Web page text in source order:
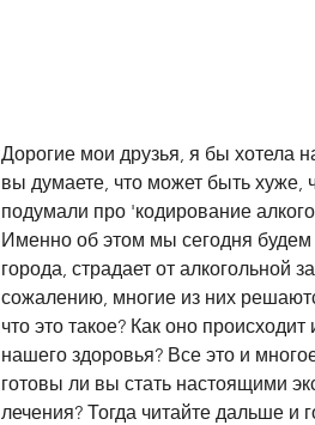
Дорогие мои друзья, я бы хотела
вы думаете, что может быть
подумали про 'кодирование
Именно об этом мы сегодня будем
города, страдает от алкогольной
сожалению, многие из них
что это такое? Как оно
нашего здоровья? Все это и
готовы ли вы стать настоящими
лечения? Тогда читайте дальше и